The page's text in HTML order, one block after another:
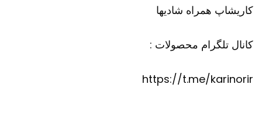
کاریشاپ همراه شادیها
کانال تلگرام محصولات :
https://t.me/karinorir